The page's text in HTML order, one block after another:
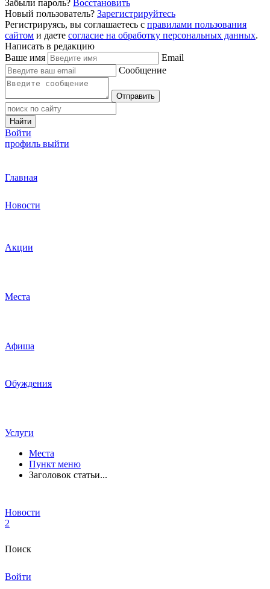
Забыли пароль? Восстановить
Новый пользователь? Зарегистрируйтесь
Регистрируясь, вы соглашаетесь с правилами пользования
сайтом и даете согласие на обработку персональных данных.
Написать в редакцию
Ваше имя
Email
Сообщение
Отправить
Найти
Войти
профиль выйти
Главная
Новости
Акции
Места
Афиша
Обуждения
Услуги
Места
Пункт меню
Заголовок статьи...
Новости
2
Поиск
Войти